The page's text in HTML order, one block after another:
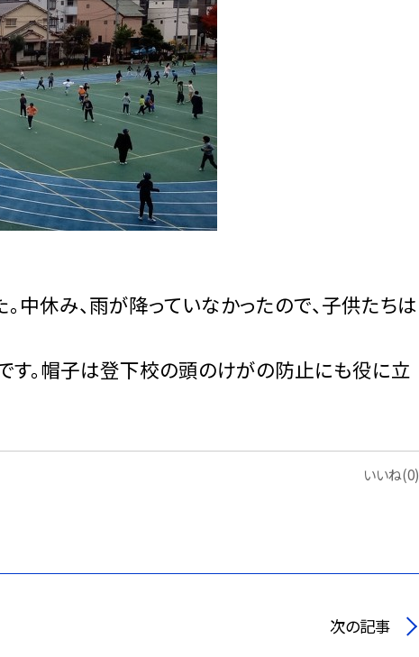
中休み、雨が降っていなかったので、子供たちは
です。帽子は登下校の頭のけがの防止にも役に立
いいね(0)
次の記事